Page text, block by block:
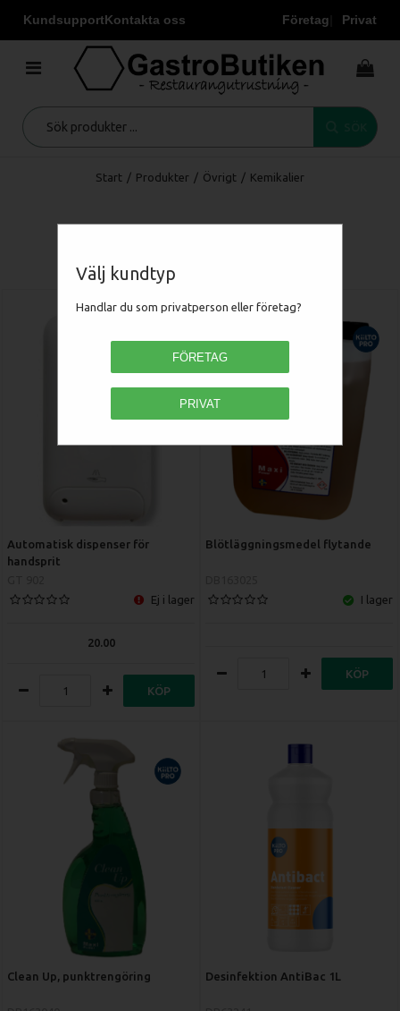
KundsupportKontakta oss Företag Privat
Välj kundtyp
Handlar du som privatperson eller företag?
FÖRETAG
PRIVAT
Start / Produkter / Övrigt / Kemikalier
Automatisk dispenser för
handsprit
Ej i lager
20.00
KÖP
Blötläggningsmedel flytande
I lager
KÖP
Clean Up, punktrengöring Desinfektion AntiBac 1L